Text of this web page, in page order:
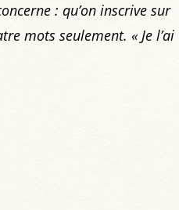
: qu’on inscrive sur
mots seulement. « Je l’ai